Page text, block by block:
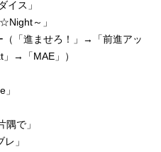
イス」
～」
（「進ませろ！」→「前進アッ
→「MAE」）
で」
」